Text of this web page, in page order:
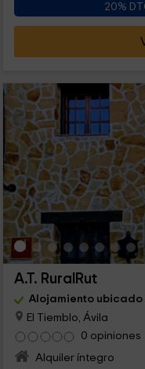
20%
A.T. RuralRut
Alojamiento ubicado
El Tiemblo, Ávila
0 opiniones
Alquiler íntegro